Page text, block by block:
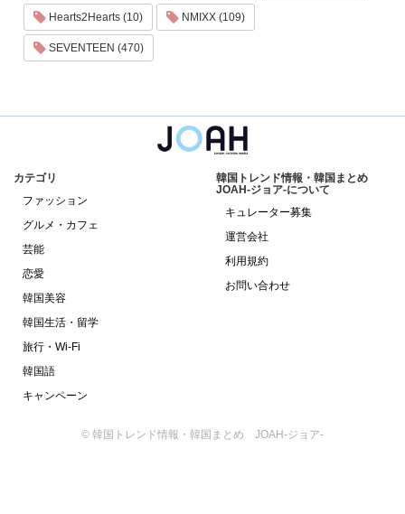
Hearts2Hearts (10) NMIXX (109)
SEVENTEEN (470)
カテゴリ
ファッション
グルメ・カフェ
芸能
恋愛
韓国美容
韓国生活・留学
旅行・Wi-Fi
韓国語
キャンペーン
韓国トレンド情報・韓国まとめ
JOAH-ジョア-について
キュレーター募集
運営会社
利用規約
お問い合わせ
© 韓国トレンド情報・韓国まとめ JOAH-ジョア-